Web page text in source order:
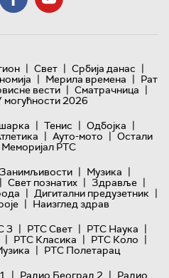
| Свет | Србија данас |
| Мерила времена | Рат
вести | Сматрачница |
могућности 2026
| Тенис | Одбојка |
| Ауто-мото | Остали
Меморијал РТС
Занимљивости | Музика |
| Свет познатих | Здравље |
| Дигитални предузетник |
| Наизглед здрав
3 | РТС Свет | РТС Наука |
| РТС Класика | РТС Коло |
| РТС Полетарац
Радио Београд 2 Радио